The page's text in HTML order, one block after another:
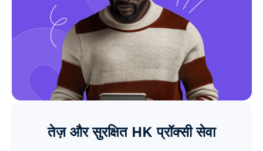
तेज़ और सुरक्षित HK प्रॉक्सी सेवा